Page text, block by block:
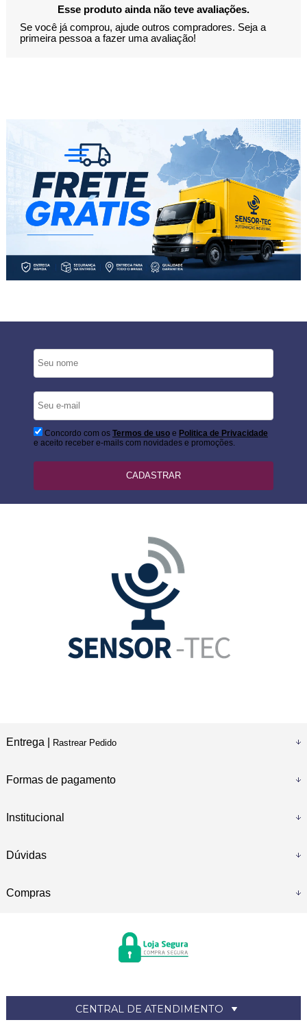
Esse produto ainda não teve avaliações.
Se você já comprou, ajude outros compradores. Seja a
primeira pessoa a fazer uma avaliação!
Concordo com os Termos de usoe Politica de Privacidade
e aceito receber e-mails com novidades e promoções.
CADASTRAR
Entrega | Rastrear Pedido
Formas de pagamento
Institucional
Dúvidas
Compras
CENTRAL DE ATENDIMENTO